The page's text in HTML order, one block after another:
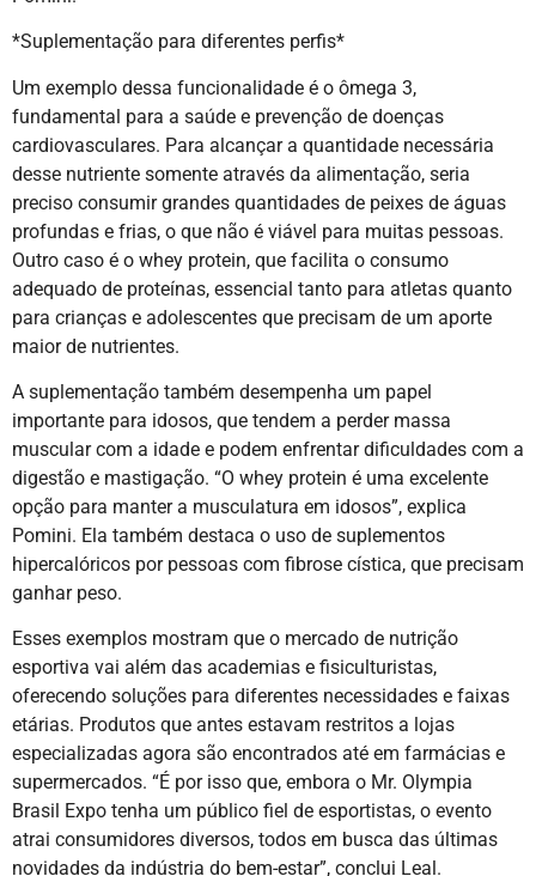
*Suplementação para diferentes perfis*
Um exemplo dessa funcionalidade é o ômega 3,
fundamental para a saúde e prevenção de doenças
cardiovasculares. Para alcançar a quantidade necessária
desse nutriente somente através da alimentação, seria
preciso consumir grandes quantidades de peixes de águas
profundas e frias, o que não é viável para muitas pessoas.
Outro caso é o whey protein, que facilita o consumo
adequado de proteínas, essencial tanto para atletas quanto
para crianças e adolescentes que precisam de um aporte
maior de nutrientes.
A suplementação também desempenha um papel
importante para idosos, que tendem a perder massa
muscular com a idade e podem enfrentar dificuldades com a
digestão e mastigação. “O whey protein é uma excelente
opção para manter a musculatura em idosos”, explica
Pomini. Ela também destaca o uso de suplementos
hipercalóricos por pessoas com fibrose cística, que precisam
ganhar peso.
Esses exemplos mostram que o mercado de nutrição
esportiva vai além das academias e fisiculturistas,
oferecendo soluções para diferentes necessidades e faixas
etárias. Produtos que antes estavam restritos a lojas
especializadas agora são encontrados até em farmácias e
supermercados. “É por isso que, embora o Mr. Olympia
Brasil Expo tenha um público fiel de esportistas, o evento
atrai consumidores diversos, todos em busca das últimas
novidades da indústria do bem-estar”, conclui Leal.